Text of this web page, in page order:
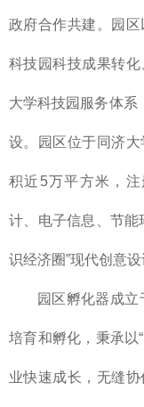
政府合作共建。园
科技园科技成果转
大学科技园服务体系
设。园区位于同济
积近5万平方米，
计、电子信息、节能
识经济圈”现代创意
园区孵化器成
培育和孵化，秉承以
业快速成长，无缝